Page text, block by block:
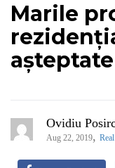
Marile
Ovidiu
Aug 22, 2019,